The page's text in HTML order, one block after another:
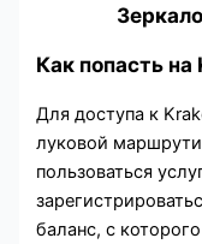
Как попасть на
Для доступа к
луковой
пользоваться
баланс, с